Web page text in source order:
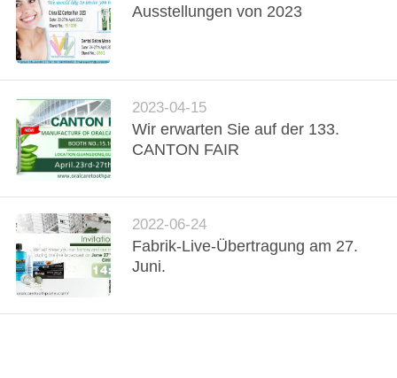
Ausstellungen von 2023
2023-04-15
Wir erwarten Sie auf der 133.
CANTON FAIR
2022-06-24
Fabrik-Live-Übertragung am 27.
Juni.